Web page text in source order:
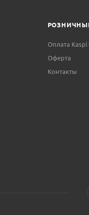
Оплата Kaspi
Оферта
Контакты